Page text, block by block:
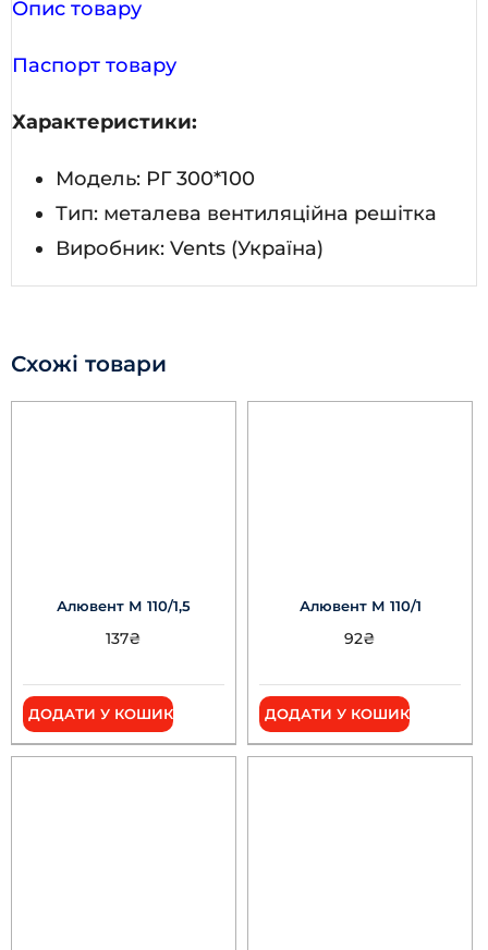
Опис товару
Паспорт товару
Характеристики:
Модель: РГ 300*100
Тип: металева вентиляційна решітка
Виробник: Vents (Україна)
Схожі товари
Алювент М 110/1,5
137₴
ДОДАТИ У КОШИК
Алювент М 110/1
92₴
ДОДАТИ У КОШИК